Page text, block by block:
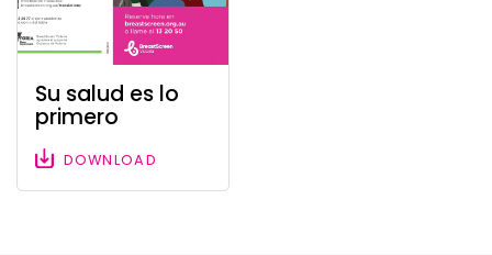
Su salud es lo
primero
DOWNLOAD